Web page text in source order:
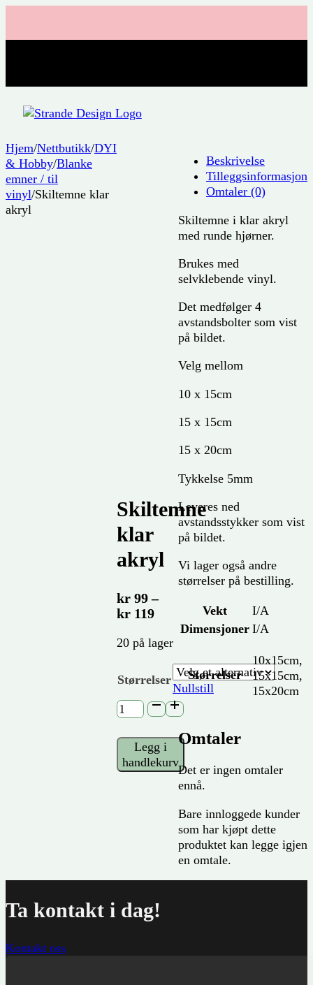
Hjem/Nettbutikk/DYI
& Hobby/Blanke
emner / til
vinyl/Skiltemne klar
akryl
Skiltemne
klar
akryl
kr 99 –
kr 119Prisområde:
kr 99
til
20 på lager
Størrelser
Nullstill
Skiltemne
klar
akryl
antallLegg i
handlekurv
Beskrivelse
Tilleggsinformasjon
Omtaler (0)
Skiltemne i klar akryl
med runde hjørner.
Brukes med
selvklebende vinyl.
Det medfølger 4
avstandsbolter som vist
på bildet.
Velg mellom
10 x 15cm
15 x 15cm
15 x 20cm
Tykkelse 5mm
Leveres ned
avstandsstykker som vist
på bildet.
Vi lager også andre
størrelser på bestilling.
Vekt
I/A
Dimensjoner I/A
Størrelser
10x15cm,
15x15cm,
15x20cm
Omtaler
Det er ingen omtaler
ennå.
Bare innloggede kunder
som har kjøpt dette
produktet kan legge igjen
en omtale.
Ta kontakt i dag!
Kontakt oss